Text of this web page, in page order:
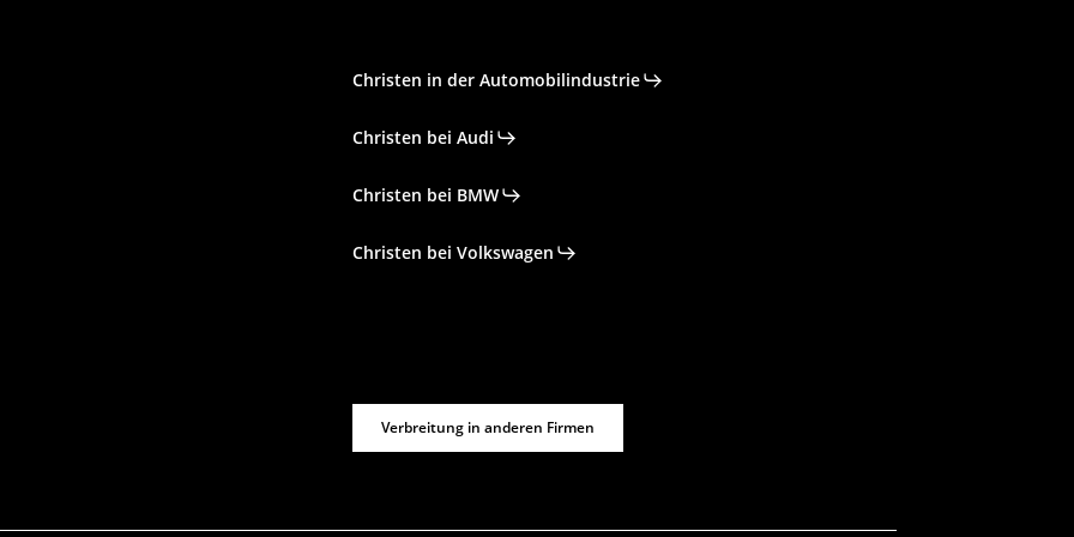
Christen in der Automobilindustrie
Christen bei Audi
Christen bei BMW
Christen bei Volkswagen
Verbreitung in anderen Firmen